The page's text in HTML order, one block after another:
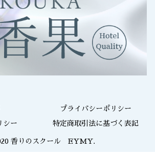
プライバシーポリシー
シー 特定商取引法に基づく表記
香りのスクール EYMY.